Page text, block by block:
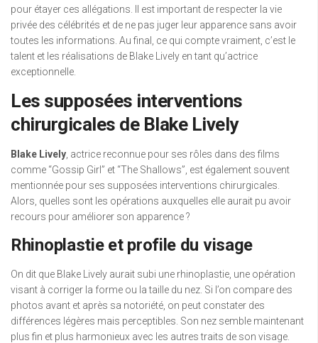
pour étayer ces allégations. Il est important de respecter la vie
privée des célébrités et de ne pas juger leur apparence sans avoir
toutes les informations. Au final, ce qui compte vraiment, c’est le
talent et les réalisations de Blake Lively en tant qu’actrice
exceptionnelle.
Les supposées interventions
chirurgicales de Blake Lively
Blake Lively , actrice reconnue pour ses rôles dans des films
comme “Gossip Girl” et “The Shallows”, est également souvent
mentionnée pour ses supposées interventions chirurgicales.
Alors, quelles sont les opérations auxquelles elle aurait pu avoir
recours pour améliorer son apparence ?
Rhinoplastie et profile du visage
On dit que Blake Lively aurait subi une rhinoplastie, une opération
visant à corriger la forme ou la taille du nez. Si l’on compare des
photos avant et après sa notoriété, on peut constater des
différences légères mais perceptibles. Son nez semble maintenant
plus fin et plus harmonieux avec les autres traits de son visage.